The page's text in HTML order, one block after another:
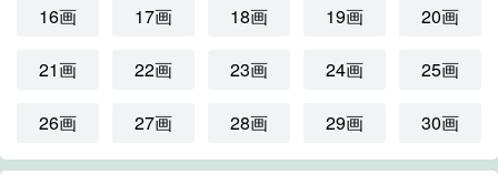
16画 17画 18画 19画 20画
21画 22画 23画 24画 25画
26画 27画 28画 29画 30画